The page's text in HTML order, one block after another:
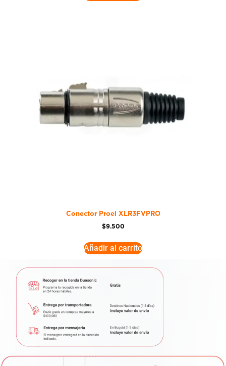
Conector Proel XLR3FVPRO
$9.500
Añadir al carrito